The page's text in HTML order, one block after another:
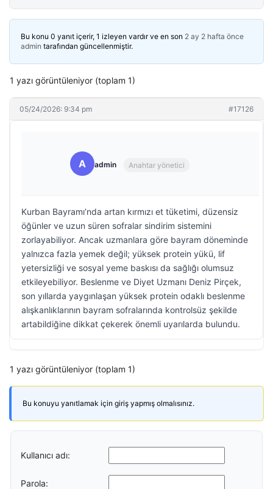
Bu konu 0 yanıt içerir, 1 izleyen vardır ve en son 2 ay 2 hafta önce
admin tarafından güncellenmiştir.
1 yazı görüntüleniyor (toplam 1)
05/24/2026: 9:34 pm #17126
A admin Anahtar yönetici
Kurban Bayramı’nda artan kırmızı et tüketimi, düzensiz
öğünler ve uzun süren sofralar sindirim sistemini
zorlayabiliyor. Ancak uzmanlara göre bayram döneminde
yalnızca fazla yemek değil; yüksek protein yükü, lif
yetersizliği ve sosyal yeme baskısı da sağlığı olumsuz
etkileyebiliyor. Beslenme ve Diyet Uzmanı Deniz Pirçek,
son yıllarda yaygınlaşan yüksek protein odaklı beslenme
alışkanlıklarının bayram sofralarında kontrolsüz şekilde
artabildiğine dikkat çekerek önemli uyarılarda bulundu.
1 yazı görüntüleniyor (toplam 1)
Bu konuyu yanıtlamak için giriş yapmış olmalısınız.
Kullanıcı adı:
Parola: